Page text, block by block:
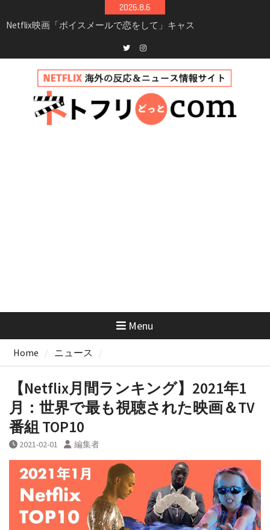
to
2026.8.6
Netflix映画「ボイスメールで恋をして」キャス
イッチ主演ロマコメ
新決定！2027年撮影開始へ
兄弟大騒動のコメディ映画「リトル・ブラザ
ー」がNetflixで配信！─キャスト・あらすじ・
見どころまとめ
Twitterinstagram
Menu
Home ニュース
【Netflix月間ランキング】2021年1
月：世界で最も視聴された映画＆TV
番組 TOP10
2021-02-01 編集者